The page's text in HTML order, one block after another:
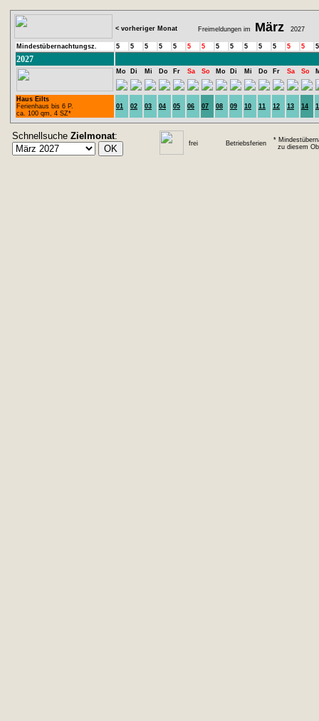
< vorheriger Monat Freimeldungen im März 2027
Mindestübernachtungsz. 5 5 5 5 5 5 5 5 5 5 5 5 5 5 5
2027
Mo Di Mi Do Fr Sa So Mo Di Mi Do Fr Sa So
Haus Eilts
Ferienhaus bis 6 P.
ca. 100 qm, 4 SZ*
01 02 03 04 05 06 07 08 09 10 11 12 13 14
Schnellsuche Zielmonat:
frei Betriebsferien
*
zu diesem